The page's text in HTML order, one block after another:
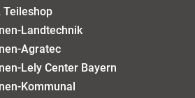
Teileshop
Landtechnik
Agratec
Lely Center Bayern
Kommunal